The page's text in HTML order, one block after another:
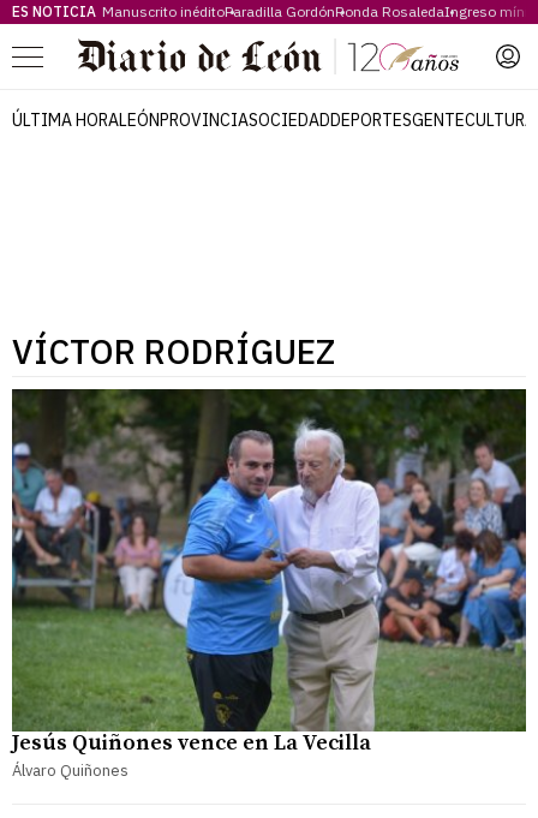
ES NOTICIA Manuscrito inéditoParadilla GordónRonda RosaledaIngreso
Menú
ÚLTIMA HORALEÓNPROVINCIASOCIEDADDEPORTESGENTECULTURA
VÍCTOR RODRÍGUEZ
Jesús Quiñones vence en La Vecilla
Álvaro Quiñones